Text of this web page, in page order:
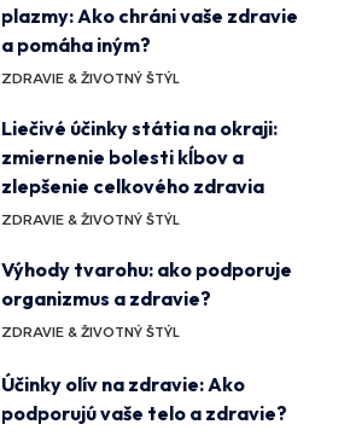
plazmy: Ako chráni vaše zdravie
a pomáha iným?
ZDRAVIE & ŽIVOTNÝ ŠTÝL
Liečivé účinky státia na okraji:
zmiernenie bolesti kĺbov a
zlepšenie celkového zdravia
ZDRAVIE & ŽIVOTNÝ ŠTÝL
Výhody tvarohu: ako podporuje
organizmus a zdravie?
ZDRAVIE & ŽIVOTNÝ ŠTÝL
Účinky olív na zdravie: Ako
podporujú vaše telo a zdravie?